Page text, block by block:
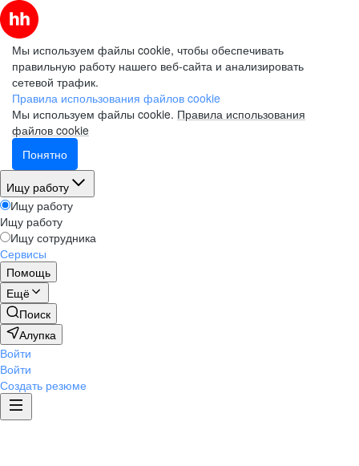
Мы используем файлы cookie, чтобы обеспечивать
правильную работу нашего веб-сайта и анализировать
сетевой трафик.
Правила использования файлов cookie
Мы используем файлы cookie. Правила использования
файлов cookie
Понятно
Ищу работу
Ищу работу
Ищу работу
Ищу сотрудника
Сервисы
Помощь
Ещё
Поиск
Алупка
Войти
Войти
Создать резюме